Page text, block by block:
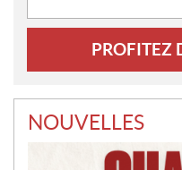
NOUVELLES